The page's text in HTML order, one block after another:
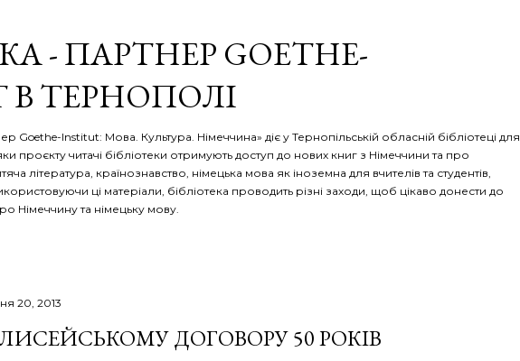
- ПАРТНЕР GOETHE-
В ТЕРНОПОЛІ
Goethe-Institut: Мова. Культура. Німеччина» діє у Тернопільській обласній бібліотеці для
проєкту читачі бібліотеки отримують доступ до нових книг з Німеччини та про
література, країнознавство, німецька мова як іноземна для вчителів та студентів,
ці матеріали, бібліотека проводить різні заходи, щоб цікаво донести до
Німеччину та німецьку мову.
20, 2013
ДОГОВОРУ 50 РОКІВ